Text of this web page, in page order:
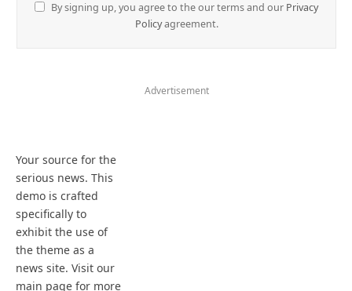
By signing up, you agree to the our terms and our Privacy
Policyagreement.
Advertisement
Your source for the
serious news. This
demo is crafted
specifically to
exhibit the use of
the theme as a
news site. Visit our
main page for more